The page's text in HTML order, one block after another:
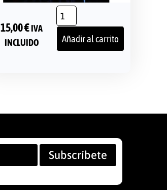
15,00€ IVA
INCLUIDO
Añadir al carrito
Subscríbete